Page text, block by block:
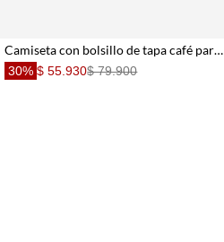
Camiseta con bolsillo de tapa café para hombre
30% $ 55.930$ 79.900